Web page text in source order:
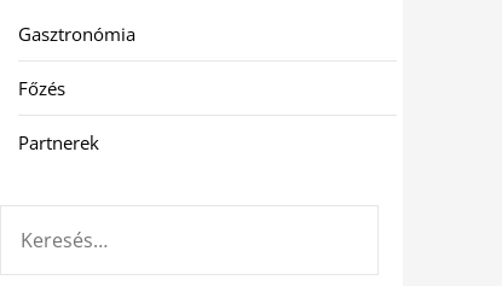
Gasztronómia
Főzés
Partnerek